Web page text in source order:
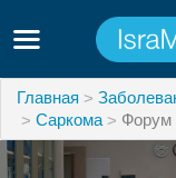
Главная
Саркома
Форум